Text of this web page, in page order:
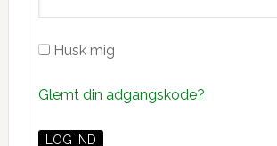
Husk mig
Glemt din adgangskode?